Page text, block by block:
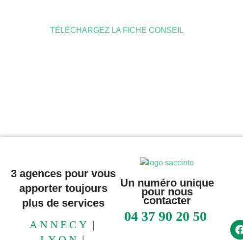
TÉLÉCHARGEZ LA FICHE CONSEIL
3 agences pour vous
apporter toujours
plus de services
ANNECY |
Un numéro unique
pour nous
contacter
04 37 90 20 50